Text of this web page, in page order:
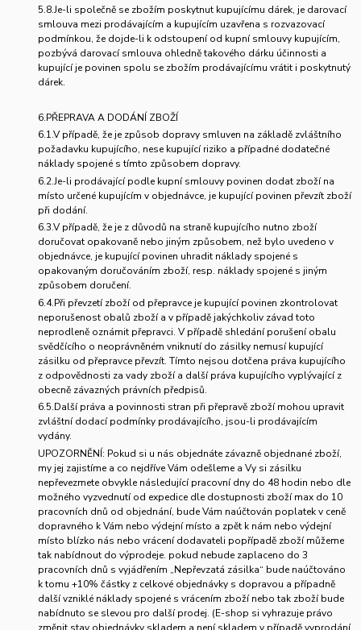
5.8.Je-li společně se zbožím poskytnut kupujícímu dárek, je darovací
smlouva mezi prodávajícím a kupujícím uzavřena s rozvazovací
podmínkou, že dojde-li k odstoupení od kupní smlouvy kupujícím,
pozbývá darovací smlouva ohledně takového dárku účinnosti a
kupující je povinen spolu se zbožím prodávajícímu vrátit i poskytnutý
dárek.
6.PŘEPRAVA A DODÁNÍ ZBOŽÍ
6.1.V případě, že je způsob dopravy smluven na základě zvláštního
požadavku kupujícího, nese kupující riziko a případné dodatečné
náklady spojené s tímto způsobem dopravy.
6.2.Je-li prodávající podle kupní smlouvy povinen dodat zboží na
místo určené kupujícím v objednávce, je kupující povinen převzít zboží
při dodání.
6.3.V případě, že je z důvodů na straně kupujícího nutno zboží
doručovat opakovaně nebo jiným způsobem, než bylo uvedeno v
objednávce, je kupující povinen uhradit náklady spojené s
opakovaným doručováním zboží, resp. náklady spojené s jiným
způsobem doručení.
6.4.Při převzetí zboží od přepravce je kupující povinen zkontrolovat
neporušenost obalů zboží a v případě jakýchkoliv závad toto
neprodleně oznámit přepravci. V případě shledání porušení obalu
svědčícího o neoprávněném vniknutí do zásilky nemusí kupující
zásilku od přepravce převzít. Tímto nejsou dotčena práva kupujícího
z odpovědnosti za vady zboží a další práva kupujícího vyplývající z
obecně závazných právních předpisů.
6.5.Další práva a povinnosti stran při přepravě zboží mohou upravit
zvláštní dodací podmínky prodávajícího, jsou-li prodávajícím
vydány.
UPOZORNĚNÍ: Pokud si u nás objednáte závazně objednané zboží,
my jej zajistíme a co nejdříve Vám odešleme a Vy si zásilku
nepřevezmete obvykle následující pracovní dny do 48 hodin nebo dle
možného vyzvednutí od expedice dle dostupnosti zboží max do 10
pracovních dnů od objednání, bude Vám naúčtován poplatek v ceně
dopravného k Vám nebo výdejní místo a zpět k nám nebo výdejní
místo blízko nás nebo vrácení dodavateli popřípadě zboží můžeme
tak nabídnout do výprodeje. pokud nebude zaplaceno do 3
pracovních dnů s vyjádřením „Nepřevzatá zásilka“ bude naúčtováno
k tomu +10% částky z celkové objednávky s dopravou a případně
další vzniklé náklady spojené s vrácením zboží nebo tak zboží bude
nabídnuto se slevou pro další prodej. (E-shop si vyhrazuje právo